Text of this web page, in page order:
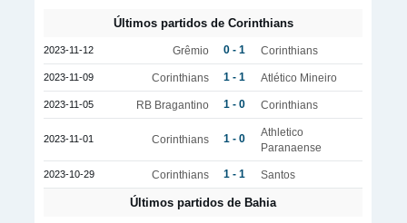
Últimos partidos de Corinthians
2023-11-12 Grêmio 0 - 1 Corinthians
2023-11-09 Corinthians 1 - 1 Atlético Mineiro
2023-11-05 RB Bragantino 1 - 0 Corinthians
2023-11-01 Corinthians 1 - 0
Athletico
Paranaense
2023-10-29 Corinthians 1 - 1 Santos
Últimos partidos de Bahia